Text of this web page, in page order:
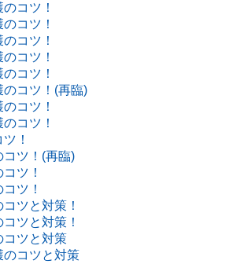
コツ！
コツ！
コツ！
コツ！
コツ！
のコツ！(再臨)
コツ！
コツ！
！
コツ！(再臨)
ツ！
ツ！
ツと対策！
ツと対策！
コツと対策
のコツと対策